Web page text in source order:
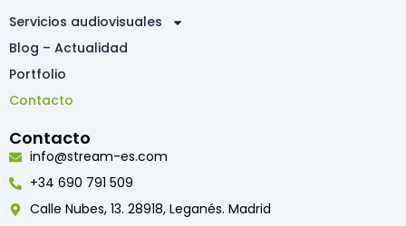
Servicios audiovisuales
Blog – Actualidad
Portfolio
Contacto
Contacto
info@stream-es.com
+34 690 791 509
Calle Nubes, 13. 28918, Leganés. Madrid